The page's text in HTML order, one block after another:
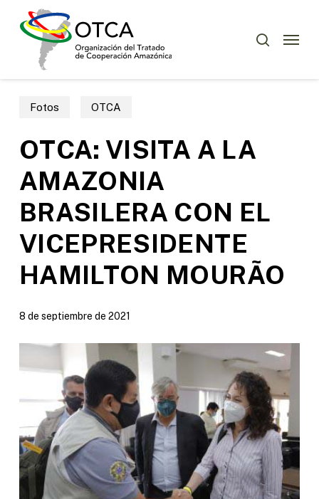
Menu
Fotos OTCA
OTCA: VISITA A LA
AMAZONIA
BRASILERA CON EL
VICEPRESIDENTE
HAMILTON MOURÃO
8 de septiembre de 2021